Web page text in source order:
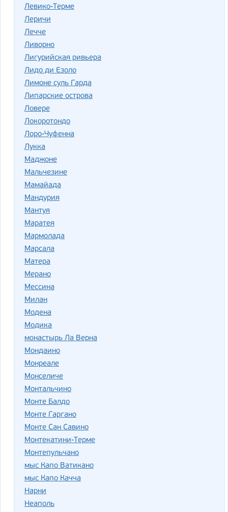
Левико-Терме
Леричи
Лечче
Ливорно
Лигурийская ривьера
Лидо ди Езоло
Лимоне суль Гарда
Липарские острова
Ловере
Локоротондо
Лоро-Чуфенна
Лукка
Маджоне
Мальчезине
Мамайада
Мандурия
Мантуя
Маратея
Мармолада
Марсала
Матера
Мерано
Мессина
Милан
Модена
Модика
монастырь Ла Верна
Мондаино
Монреале
Монселиче
Монтальчино
Монте Балдо
Монте Гаргано
Монте Сан Савино
Монтекатини-Терме
Монтепульчано
мыс Капо Ватикано
мыс Капо Качча
Нарни
Неаполь